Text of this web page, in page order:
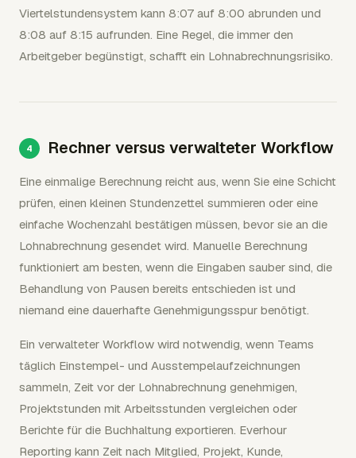
Viertelstundensystem kann 8:07 auf 8:00 abrunden und
8:08 auf 8:15 aufrunden. Eine Regel, die immer den
Arbeitgeber begünstigt, schafft ein Lohnabrechnungsrisiko.
Rechner versus verwalteter Workflow
Eine einmalige Berechnung reicht aus, wenn Sie eine Schicht
prüfen, einen kleinen Stundenzettel summieren oder eine
einfache Wochenzahl bestätigen müssen, bevor sie an die
Lohnabrechnung gesendet wird. Manuelle Berechnung
funktioniert am besten, wenn die Eingaben sauber sind, die
Behandlung von Pausen bereits entschieden ist und
niemand eine dauerhafte Genehmigungsspur benötigt.
Ein verwalteter Workflow wird notwendig, wenn Teams
täglich Einstempel- und Ausstempelaufzeichnungen
sammeln, Zeit vor der Lohnabrechnung genehmigen,
Projektstunden mit Arbeitsstunden vergleichen oder
Berichte für die Buchhaltung exportieren. Everhour
Reporting kann Zeit nach Mitglied, Projekt, Kunde,